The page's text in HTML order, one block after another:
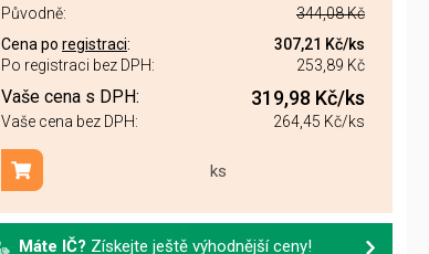
Původně:
344,08 Kč
Cena po registraci: 307,21 Kč/ks
Po registraci bez DPH:
253,89 Kč
Vaše cena s DPH: 319,98 Kč/ks
Vaše cena bez DPH: 264,45 Kč/ks
ks
Přidat do košíku
Máte IČ? Získejte ještě výhodnější ceny!